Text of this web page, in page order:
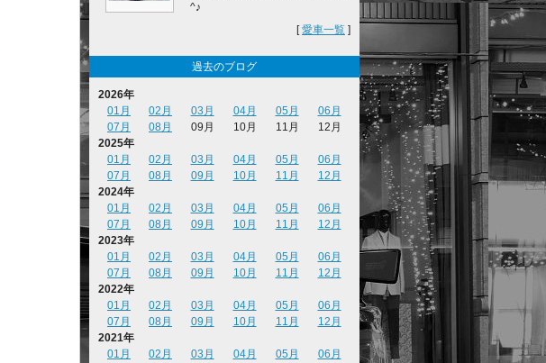
^♪
[愛車一覧 ]
過去のブログ
2026年
01月
02月 03月 04月 05月
06月
07月
08月 09月 10月 11月
12月
2025年
01月
02月 03月 04月 05月
06月
07月
08月 09月 10月 11月
12月
2024年
01月
02月 03月 04月 05月
06月
07月
08月 09月 10月 11月
12月
2023年
01月
02月 03月 04月 05月
06月
07月
08月 09月 10月 11月
12月
2022年
01月
02月 03月 04月 05月
06月
07月
08月 09月 10月 11月
12月
2021年
01月
02月 03月 04月 05月
06月